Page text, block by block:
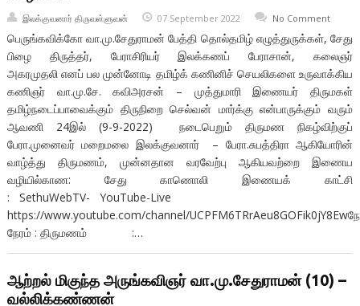
இலக்குவனார் திருவள்ளுவன் 07 September 2022 No Comment
பெருங்கவிக்கோ வா.மு.சேதுராமன் பேத்தி தொல்தமிழ் எழுத்துருக்கள், சேது
பிழை திருத்தர், பேராசிரியர் இலக்கணப் பேராசான், கலைஞர்
அகரமுதலி எனப் பல முன்னோடி தமிழ்க் கணினிச் செயலிகளை உருவாக்கிய
கணிஞர் வா.மு.சே. கவிஅரசன் – முத்துமாரி இணையர் திருமகள்
தமிழ்நடைப்பாவைக்கும் திருநிறை செல்வன் மார்க்கு என்பாருக்கும் வரும்
ஆவணி 24இல் (9-9-2022) நடைபெறும் திருமண நிகழ்விற்குப்
பேரா.முனைவர் மறைமலை இலக்குவனார் – பேரா.சுபத்திரா ஆகியோரின்
வாழ்த்து திருமணம், முன்னதான வரவேற்பு ஆகியவற்றை இணைய
வழியில்காண: சேது காணொலி இணையக் காட்சி
: SethuWebTV- YouTube-Live
https://www.youtube.com/channel/
நேரம் : திருமணம் :…
ஆற்றல் மிகுந்த அருங்கவிஞர் வா.மு.சேதுராமன் (10) –
வல்லிக்கண்ணன்